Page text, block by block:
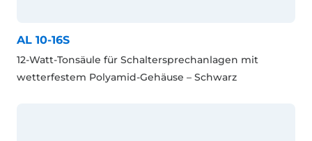
AL 10-16S
12-Watt-Tonsäule für Schaltersprechanlagen mit
wetterfestem Polyamid-Gehäuse – Schwarz